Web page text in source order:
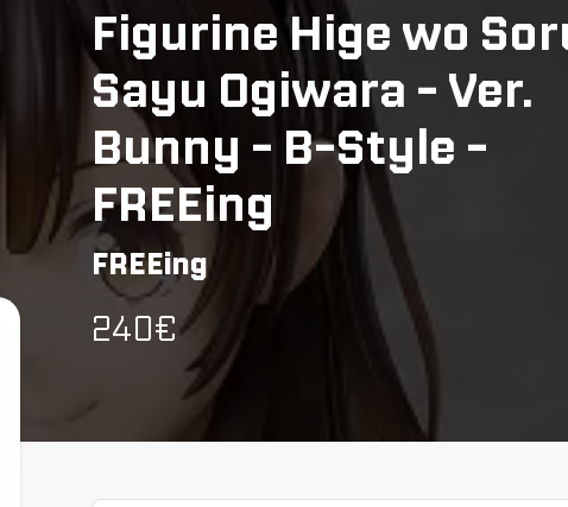
Figurine Hige wo
Sayu Ogiwara - Ver.
Bunny - B-Style -
FREEing
FREEing
240€